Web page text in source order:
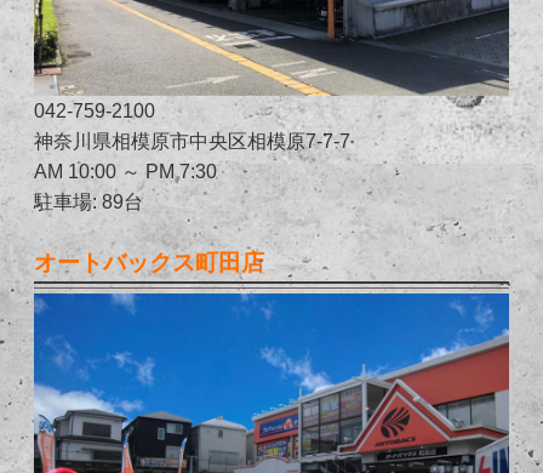
042-759-2100
神奈川県相模原市中央区相模原7-7-7
AM 10:00 ～ PM 7:30
駐車場: 89台
オートバックス町田店